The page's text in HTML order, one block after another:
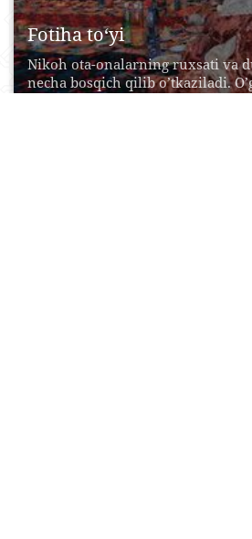
Fotiha to‘yi
Nikoh ota-onalarning ruxsati va
necha bosqich qilib o’tkaziladi.